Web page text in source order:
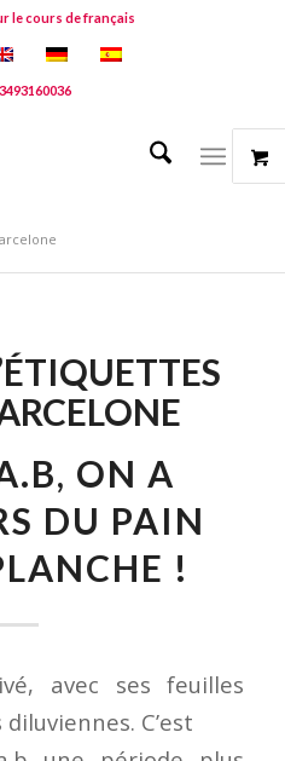
le cours de français
ON A
DU PAIN
!
avec ses feuilles
C’est